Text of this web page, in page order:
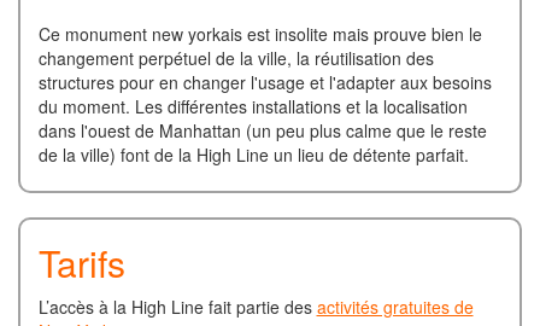
Ce monument new yorkais est insolite mais prouve bien le
changement perpétuel de la ville, la réutilisation des
structures pour en changer l'usage et l'adapter aux besoins
du moment. Les différentes installations et la localisation
dans l'ouest de Manhattan (un peu plus calme que le reste
de la ville) font de la High Line un lieu de détente parfait.
Tarifs
L’accès à la High Line fait partie des activités gratuites de